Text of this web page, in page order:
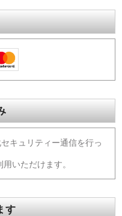
キュリティー通信を行っ
いただけます。
す